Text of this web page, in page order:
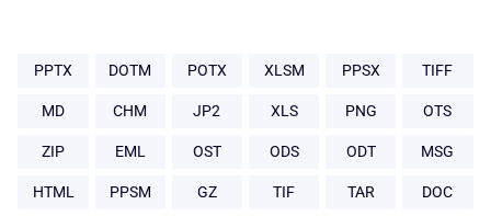
PPTX DOTM POTX XLSM PPSX TIFF
MD CHM JP2 XLS PNG OTS
ZIP EML OST ODS ODT MSG
HTML PPSM GZ TIF TAR DOC